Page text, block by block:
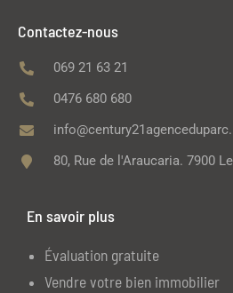
Contactez-nous
069 21 63 21
0476 680 680
80, Rue de l'Araucaria. 7900
En savoir plus
Évaluation gratuite
Vendre votre bien immobilier